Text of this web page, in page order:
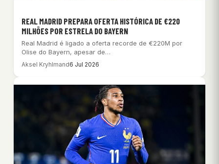
REAL MADRID PREPARA OFERTA HISTÓRICA DE €220
MILHÕES POR ESTRELA DO BAYERN
Real Madrid é ligado a oferta recorde de €220M por
Olise do Bayern, apesar de…
Aksel Kryhlmand6 Jul 2026